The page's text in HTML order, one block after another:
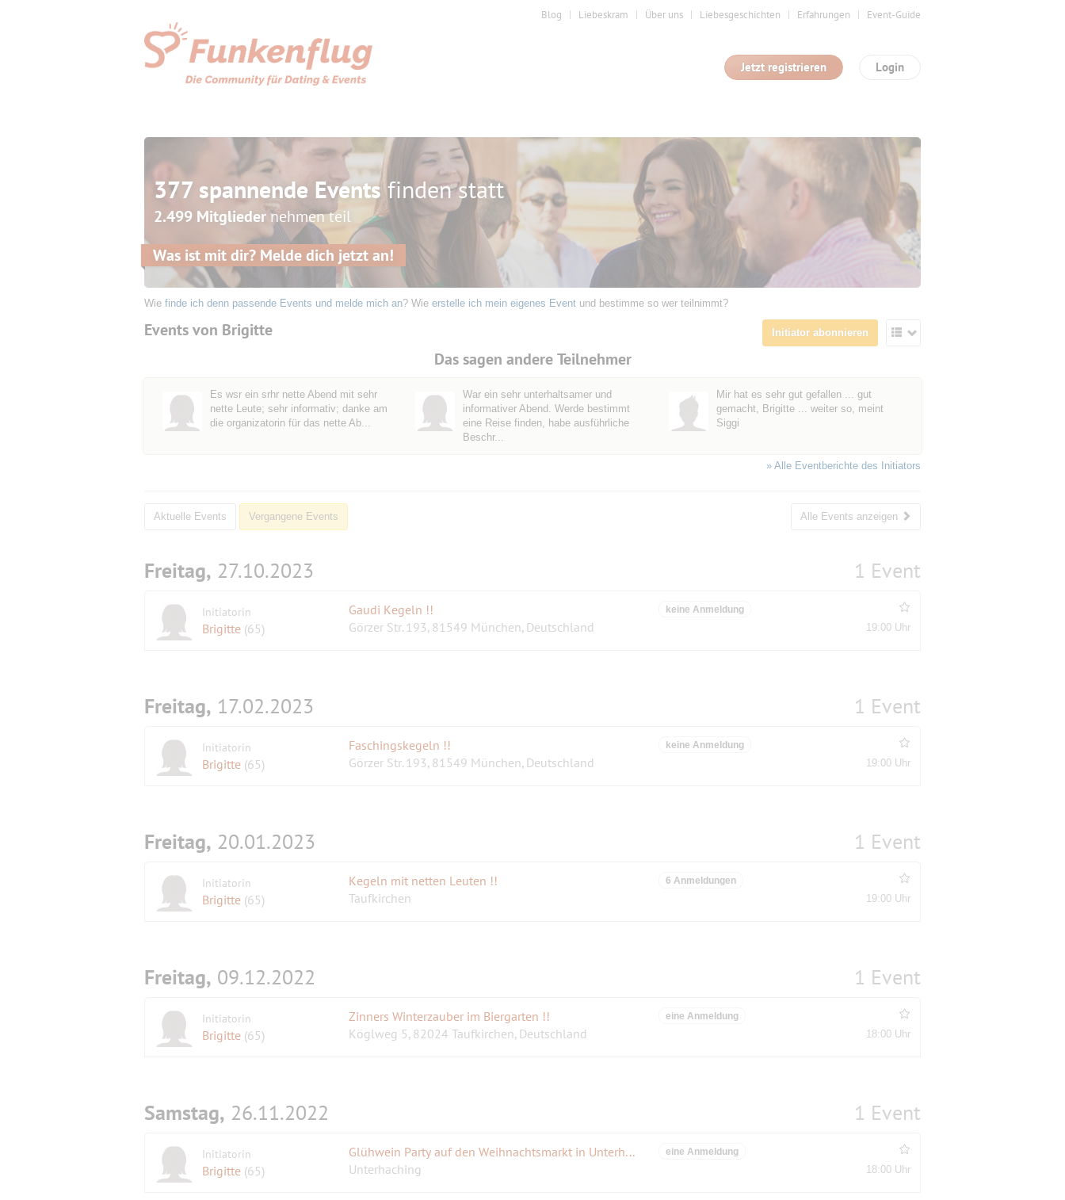
Blog Liebeskram Über uns Liebesgeschichten Erfahrungen Event-Guide
Login
Jetzt registrieren
377 spannende Eventsfinden statt
2.499 Mitgliedernehmen teil
Was ist mit dir? Melde dich jetzt an!
Wie finde ich denn passende Events und melde mich an? Wie erstelle ich mein eigenes Event und bestimme so wer teilnimmt?
Events von Brigitte Initiator abonnieren
Das sagen andere Teilnehmer
Es wsr ein srhr nette Abend mit sehr
nette Leute; sehr informativ; danke am
die organizatorin für das nette Ab...
War ein sehr unterhaltsamer und
informativer Abend. Werde bestimmt
eine Reise finden, habe ausführliche
Beschr...
Mir hat es sehr gut gefallen ... gut
gemacht, Brigitte ... weiter so, meint
Siggi
» Alle Eventberichte des Initiators
Aktuelle Events Vergangene Events Alle Events anzeigen
Freitag, 27.10.2023 1 Event
Initiatorin
Brigitte (65)
Gaudi Kegeln !!
Görzer Str. 193, 81549 München, Deutschland
keine Anmeldung
19:00 Uhr
Freitag, 17.02.2023 1 Event
Initiatorin
Brigitte (65)
Faschingskegeln !!
Görzer Str. 193, 81549 München, Deutschland
keine Anmeldung
19:00 Uhr
Freitag, 20.01.2023 1 Event
Initiatorin
Brigitte (65)
Kegeln mit netten Leuten !!
Taufkirchen
6 Anmeldungen
19:00 Uhr
Freitag, 09.12.2022 1 Event
Initiatorin
Brigitte (65)
Zinners Winterzauber im Biergarten !!
Köglweg 5, 82024 Taufkirchen, Deutschland
eine Anmeldung
18:00 Uhr
Samstag, 26.11.2022 1 Event
Initiatorin
Brigitte (65)
Glühwein Party auf den Weihnachtsmarkt in Unterhaching !
Unterhaching
eine Anmeldung
18:00 Uhr